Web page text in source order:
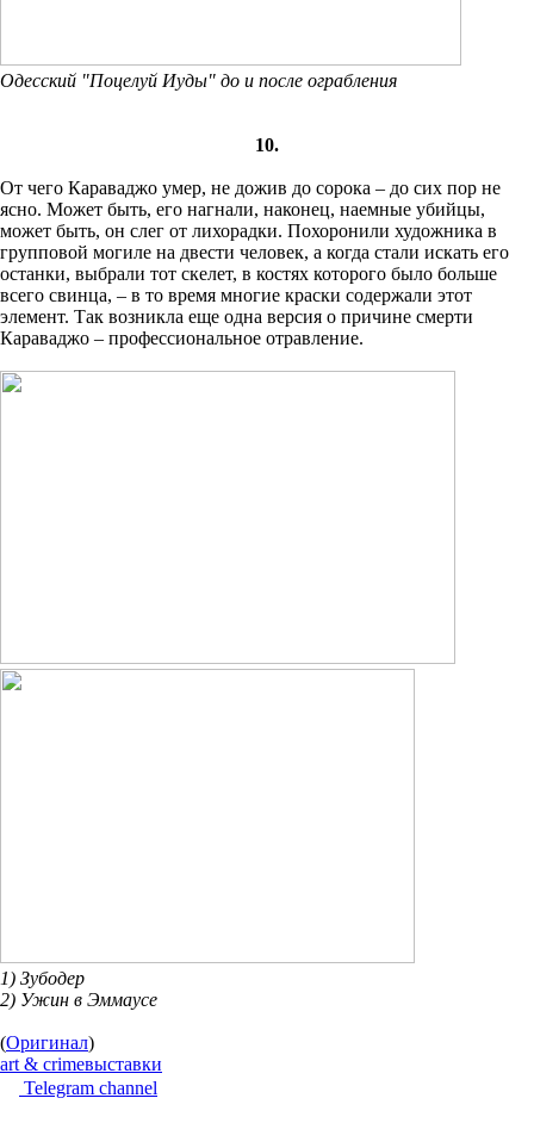
Одесский "Поцелуй Иуды" до и после ограбления
10.
От чего Караваджо умер, не дожив до сорока – до сих пор не
ясно. Может быть, его нагнали, наконец, наемные убийцы,
может быть, он слег от лихорадки. Похоронили художника в
групповой могиле на двести человек, а когда стали искать его
останки, выбрали тот скелет, в костях которого было больше
всего свинца, – в то время многие краски содержали этот
элемент. Так возникла еще одна версия о причине смерти
Караваджо – профессиональное отравление.
1) Зубодер
2) Ужин в Эммаусе
(Оригинал)
art & crimeвыставки
Telegram channel